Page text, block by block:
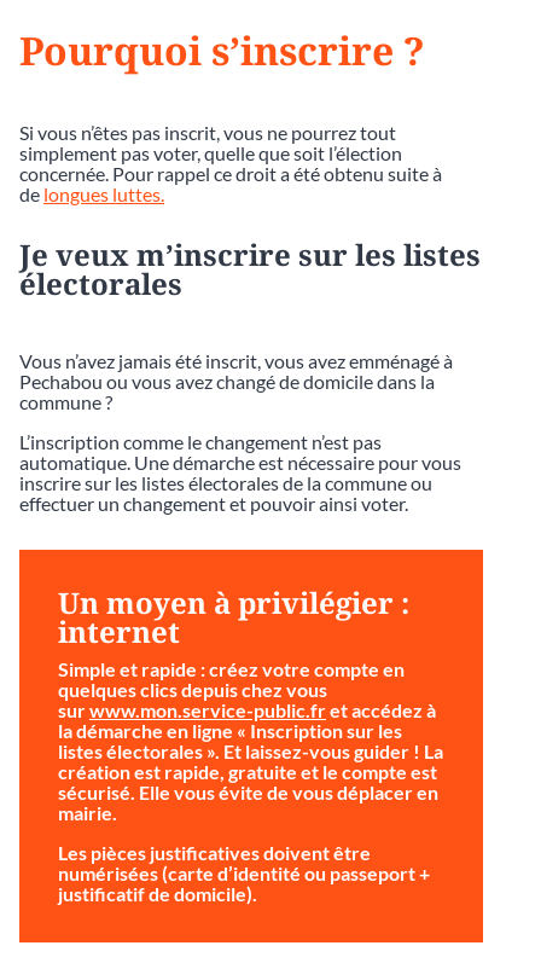
Pourquoi s’inscrire ?
Si vous n’êtes pas inscrit, vous ne pourrez tout
simplement pas voter, quelle que soit l’élection
concernée. Pour rappel ce droit a été obtenu suite à
de longues luttes.
Je veux m’inscrire sur les listes
électorales
Vous n’avez jamais été inscrit, vous avez emménagé à
Pechabou ou vous avez changé de domicile dans la
commune ?
L’inscription comme le changement n’est pas
automatique. Une démarche est nécessaire pour vous
inscrire sur les listes électorales de la commune ou
effectuer un changement et pouvoir ainsi voter.
Un moyen à privilégier :
internet
Simple et rapide : créez votre compte en
quelques clics depuis chez vous
surwww.mon.service-public.fret accédez à
la démarche en ligne « Inscription sur les
listes électorales ». Et laissez-vous guider ! La
création est rapide, gratuite et le compte est
sécurisé. Elle vous évite de vous déplacer en
mairie.
Les pièces justificatives doivent être
numérisées (carte d’identité ou passeport +
justificatif de domicile).